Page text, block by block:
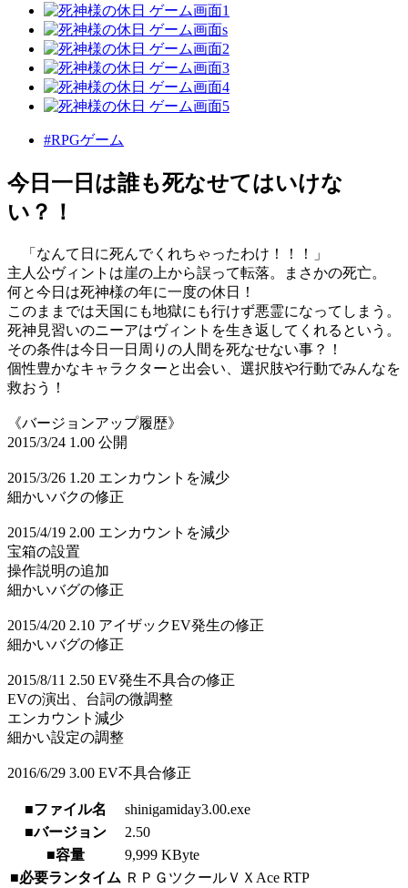
#RPGゲーム
今日一日は誰も死なせてはいけな
い？！
「なんて日に死んでくれちゃったわけ！！！」
主人公ヴィントは崖の上から誤って転落。まさかの死亡。
何と今日は死神様の年に一度の休日！
このままでは天国にも地獄にも行けず悪霊になってしまう。
死神見習いのニーアはヴィントを生き返してくれるという。
その条件は今日一日周りの人間を死なせない事？！
個性豊かなキャラクターと出会い、選択肢や行動でみんなを
救おう！
《バージョンアップ履歴》
2015/3/24 1.00 公開
2015/3/26 1.20 エンカウントを減少
細かいバクの修正
2015/4/19 2.00 エンカウントを減少
宝箱の設置
操作説明の追加
細かいバグの修正
2015/4/20 2.10 アイザックEV発生の修正
細かいバグの修正
2015/8/11 2.50 EV発生不具合の修正
EVの演出、台詞の微調整
エンカウント減少
細かい設定の調整
2016/6/29 3.00 EV不具合修正
■ファイル名
shinigamiday3.00.exe
■バージョン
2.50
■容量
9,999 KByte
■必要ランタイム ＲＰＧツクールＶＸAce RTP